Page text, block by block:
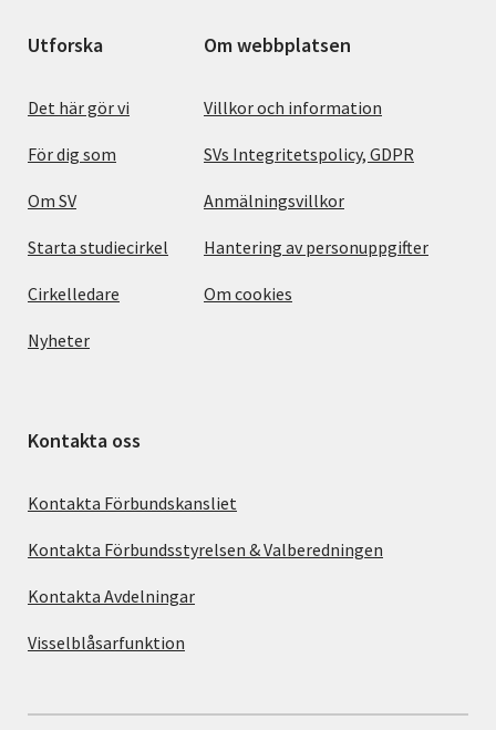
Utforska
Det här gör vi
För dig som
Om SV
Starta studiecirkel
Cirkelledare
Nyheter
Om webbplatsen
Villkor och information
SVs Integritetspolicy, GDPR
Anmälningsvillkor
Hantering av personuppgifter
Om cookies
Kontakta oss
Kontakta Förbundskansliet
Kontakta Förbundsstyrelsen & Valberedningen
Kontakta Avdelningar
Visselblåsarfunktion